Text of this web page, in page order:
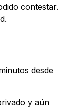
contestar.
desde
y aún